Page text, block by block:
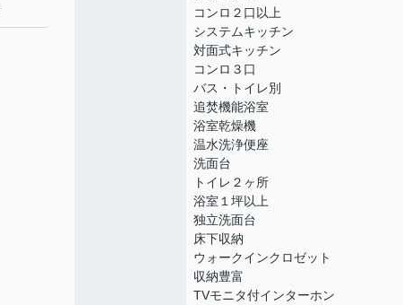
コンロ２口以上
システムキッチン
対面式キッチン
コンロ３口
バス・トイレ別
追焚機能浴室
浴室乾燥機
温水洗浄便座
洗面台
トイレ２ヶ所
浴室１坪以上
独立洗面台
床下収納
ウォークインクロゼット
収納豊富
TVモニタ付インターホン